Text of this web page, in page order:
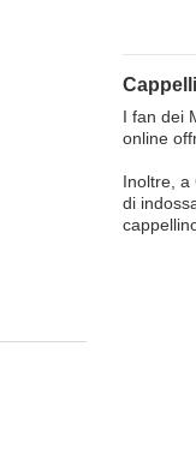
I fan dei
online
Inoltre, a
di